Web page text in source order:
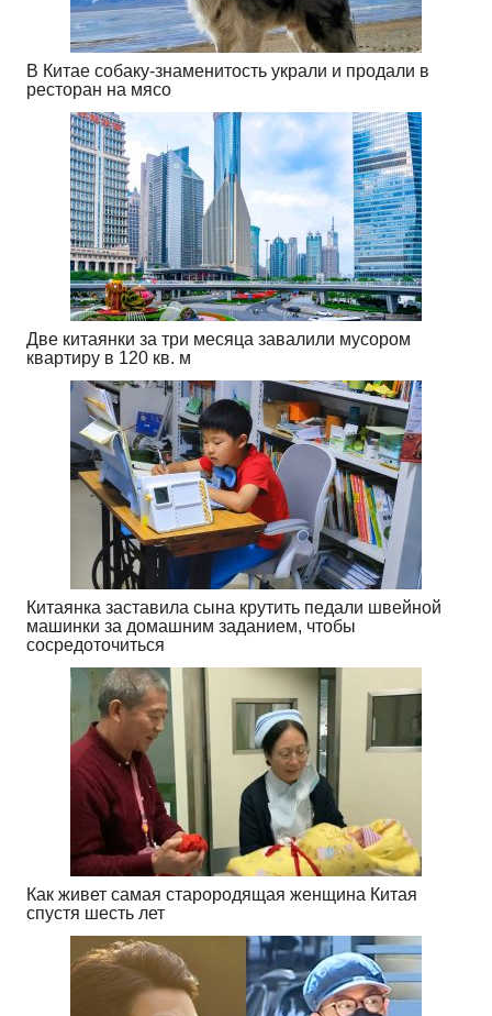
В Китае собаку-знаменитость украли и продали в
ресторан на мясо
Две китаянки за три месяца завалили мусором
квартиру в 120 кв. м
Китаянка заставила сына крутить педали швейной
машинки за домашним заданием, чтобы
сосредоточиться
Как живет самая старородящая женщина Китая
спустя шесть лет